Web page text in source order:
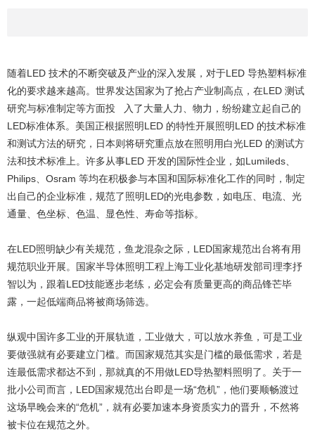
随着LED 技术的不断突破及产业的深入发展，对于LED 导热塑料标准
化的要求越来越高。世界发达国家为了抢占产业制高点，在LED 测试
研究与标准制定等方面投 入了大量人力、物力，纷纷建立起自己的
LED标准体系。美国正根据照明LED 的特性开展照明LED 的技术标准
和测试方法的研究，日本则将研究重点放在照明用白光LED 的测试方
法和技术标准上。许多从事LED 开发的国际性企业，如Lumileds、
Philips、Osram 等均在积极参与本国和国际标准化工作的同时，制定
出自己的企业标准，规范了照明LED的光电参数，如电压、电流、光
通量、色坐标、色温、显色性、寿命等指标。
在LED照明缺少有关规范，鱼龙混杂之际，LED国家规范出台将有用
规范职业开展。国家半导体照明工程上海工业化基地研发部司理李抒
智以为，跟着LED技能逐步老练，必定会有质量更高的商品锋芒毕
露，一起低端商品将被商场筛选。
纵观中国许多工业的开展轨道，工业做大，可以放水养鱼，可是工业
要做强就有必要建立门槛。而国家规范其实是门槛的最低需求，若是
连最低需求都达不到，那就真的不用做LED导热塑料照明了。关于一
批小公司而言，LED国家规范出台即是一场“危机”，他们要顺畅渡过
这场早晚会来的“危机”，就有必要加速本身资质实力的晋升，不然将
被卡位在规范之外。